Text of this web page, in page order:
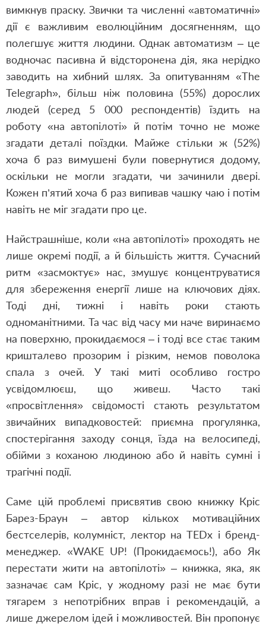
вимкнув праску. Звички та численні «автоматичні»
дії є важливим еволюційним досягненням, що
полегшує життя людини. Однак автоматизм – це
водночас пасивна й відсторонена дія, яка нерідко
заводить на хибний шлях. За опитуванням «The
Telegraph», більш ніж половина (55%) дорослих
людей (серед 5 000 респондентів) їздить на
роботу «на автопілоті» й потім точно не може
згадати деталі поїздки. Майже стільки ж (52%)
хоча б раз вимушені були повернутися додому,
оскільки не могли згадати, чи зачинили двері.
Кожен п’ятий хоча б раз випивав чашку чаю і потім
навіть не міг згадати про це.
Найстрашніше, коли «на автопілоті» проходять не
лише окремі події, а й більшість життя. Сучасний
ритм «засмоктує» нас, змушує концентруватися
для збереження енергії лише на ключових діях.
Тоді дні, тижні і навіть роки стають
одноманітними. Та час від часу ми наче виринаємо
на поверхню, прокидаємося – і тоді все стає таким
кришталево прозорим і різким, немов поволока
спала з очей. У такі миті особливо гостро
усвідомлюєш, що живеш. Часто такі
«просвітлення» свідомості стають результатом
звичайних випадковостей: приємна прогулянка,
спостерігання заходу сонця, їзда на велосипеді,
обійми з коханою людиною або й навіть сумні і
трагічні події.
Саме цій проблемі присвятив свою книжку Кріс
Барез-Браун – автор кількох мотиваційних
бестселерів, колумніст, лектор на TEDx і бренд-
менеджер. «WAKE UP! (Прокидаємось!), або Як
перестати жити на автопілоті» – книжка, яка, як
зазначає сам Кріс, у жодному разі не має бути
тягарем з непотрібних вправ і рекомендацій, а
лише джерелом ідей і можливостей. Він пропонує